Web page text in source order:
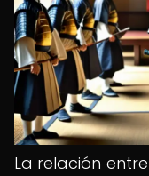
La relación